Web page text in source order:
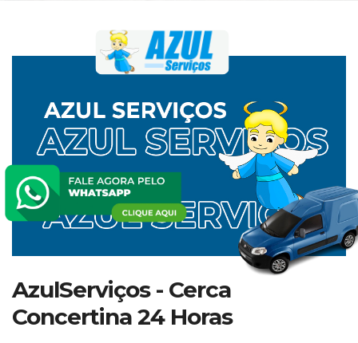
AzulServiços - Cerca
Concertina 24 Horas